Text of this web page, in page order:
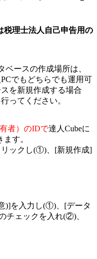
税理士法人自己申告用の
ベースの作成場所は、
でもどちらでも運用可
を新規作成する場合
ってください。
者）のIDで達人Cubeに
す。
ックし(①)、[新規作成]
)]を入力し(①)、[データ
チェックを入れ(②)、